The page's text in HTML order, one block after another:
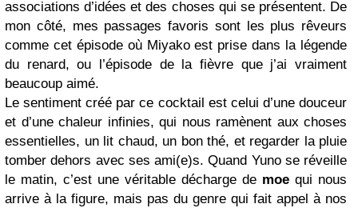
associations d’idées et des choses qui se présentent. De
mon côté, mes passages favoris sont les plus rêveurs
comme cet épisode où Miyako est prise dans la légende
du renard, ou l’épisode de la fièvre que j’ai vraiment
beaucoup aimé.
Le sentiment créé par ce cocktail est celui d’une douceur
et d’une chaleur infinies, qui nous ramènent aux choses
essentielles, un lit chaud, un bon thé, et regarder la pluie
tomber dehors avec ses ami(e)s. Quand Yuno se réveille
le matin, c’est une véritable décharge de moe qui nous
arrive à la figure, mais pas du genre qui fait appel à nos